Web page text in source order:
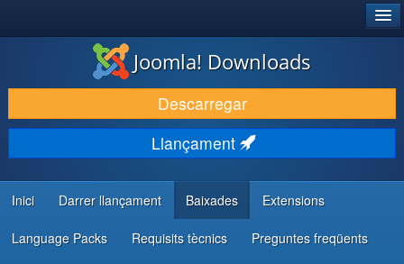
DESCARREGA & AMPLIA
DESCOBRIR & APRENDRE
COMUNITAT & SUPORT
RECURSOS PER DESENVOLUPADORS/ES
Joomla! Downloads
Descarregar
Llançament
Inici Darrer llançament Baixades Extensions
Language Packs Requisits tècnics Preguntes freqüents